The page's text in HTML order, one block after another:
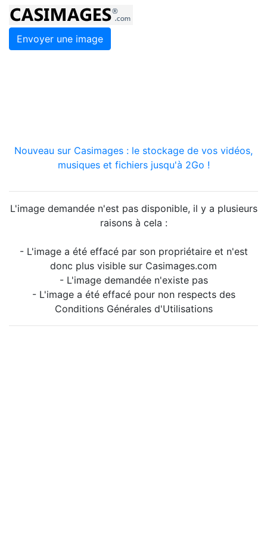
Envoyer une image
Nouveau sur Casimages : le stockage de vos vidéos,
musiques et fichiers jusqu'à 2Go !
L'image demandée n'est pas disponible, il y a plusieurs
raisons à cela :
- L'image a été effacé par son propriétaire et n'est
donc plus visible sur Casimages.com
- L'image demandée n'existe pas
- L'image a été effacé pour non respects des
Conditions Générales d'Utilisations